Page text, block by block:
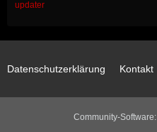
updater
Datenschutzerklärung Kontakt
Community-Software: